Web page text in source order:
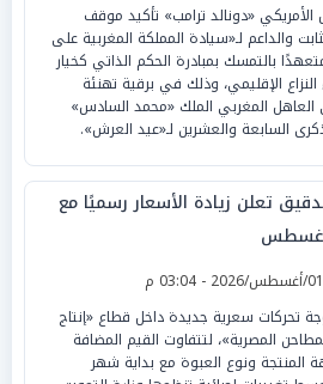
الأمريكي «دونالد ترامب» تأكيد موقف
والداعم لـ«سيادة المملكة المغربية على
بالتمسك بمبادرة الحكم الذاتي كخيار
النزاع الإقليمي، وذلك في برقية تهنئة
المغربي الملك «محمد السادس»
السابعة والعشرين لـ«عيد العرش».
تعلن زيادة الأسعار رسميًا مع
تحركات سعرية جديدة داخل قطاع «إنتاج
المصرية»، لتتفاوت القيم المضافة
المنتجة ونوع العبوة مع بداية شهر